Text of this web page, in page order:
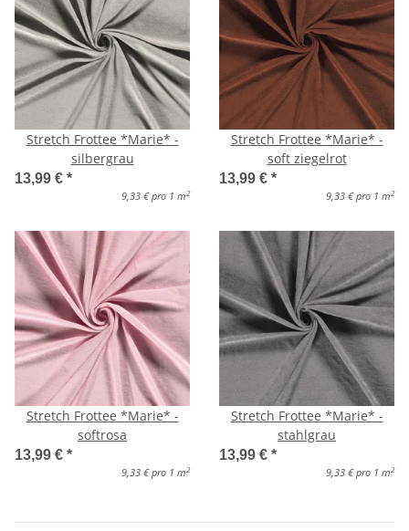
Stretch Frottee *Marie* -
silbergrau
13,99 € *
9,33 € pro 1 m 2
Stretch Frottee *Marie* -
soft ziegelrot
13,99 € *
9,33 € pro 1 m 2
Stretch Frottee *Marie* -
softrosa
13,99 € *
9,33 € pro 1 m 2
Stretch Frottee *Marie* -
stahlgrau
13,99 € *
9,33 € pro 1 m 2